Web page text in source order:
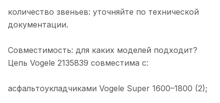
количество звеньев: уточняйте по технической
документации.
Совместимость: для каких моделей подходит?
Цепь Vogele 2135839 совместима с:
асфальтоукладчиками Vogele Super 1600–1800 (2);